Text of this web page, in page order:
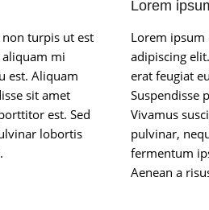
turpis ut est
aliquam mi
est. Aliquam
sit amet
est. Sed
lobortis
Lorem
Lorem ipsum
adipiscing
erat feugiat
Suspendisse
Vivamus
pulvinar,
fermentum
Aenean a